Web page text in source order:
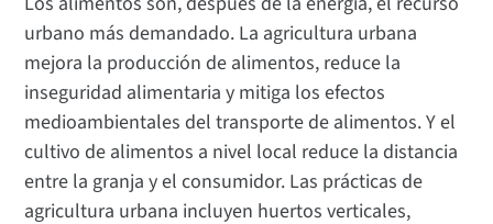
urbano más demandado. La agricultura urbana
mejora la producción de alimentos, reduce la
inseguridad alimentaria y mitiga los efectos
medioambientales del transporte de alimentos. Y el
cultivo de alimentos a nivel local reduce la distancia
entre la granja y el consumidor. Las prácticas de
agricultura urbana incluyen huertos verticales,